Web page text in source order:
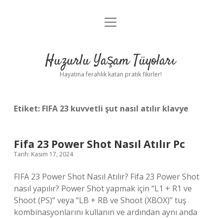
Anasayfa
Yasal Uyarı
menüyü
Huzurlu Yaşam Tüyoları
Hayatına ferahlık katan pratik fikirler!
Etiket: FIFA 23 kuvvetli şut nasıl atılır klavye
Fifa 23 Power Shot Nasıl Atılır Pc
Tarih: Kasım 17, 2024
FIFA 23 Power Shot Nasıl Atılır? Fifa 23 Power Shot
nasıl yapılır? Power Shot yapmak için “L1 + R1 ve
Shoot (PS)” veya “LB + RB ve Shoot (XBOX)” tuş
kombinasyonlarını kullanın ve ardından aynı anda